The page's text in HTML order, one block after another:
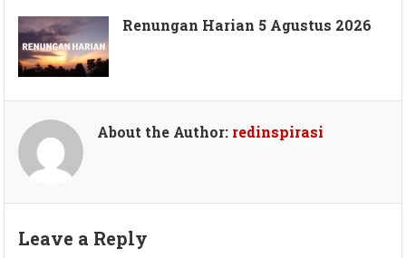
Renungan Harian 5 Agustus 2026
About the Author: redinspirasi
Leave a Reply